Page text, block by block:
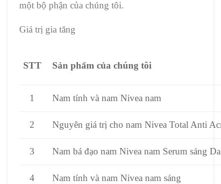
một bộ phận của chúng tôi.
Giá trị gia tăng
STT Sản phẩm của chúng tôi
1 Nam tính và nam Nivea nam
2 Nguyên giá trị cho nam Nivea Total Anti
3 Nam bá đạo nam Nivea nam Serum sáng
4 Nam tính và nam Nivea nam sáng